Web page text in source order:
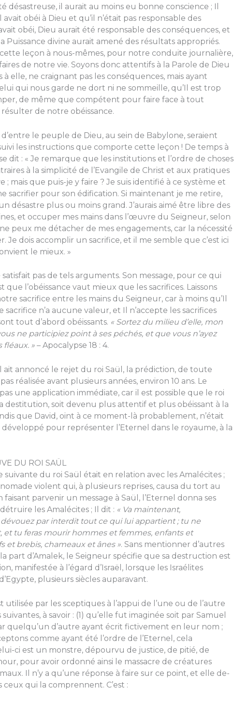
désastreuse, il aurait au moins eu bonne conscience ; Il
obéi à Dieu et qu’il n’était pas responsable des
avait obéi, Dieu aurait été responsable des consé­quences, et
Puissance divine au­rait amené des résultats appropriés.
leçon à nous-mêmes, pour notre conduite journa­lière,
de notre vie. Soyons donc attentifs à la Parole de Dieu
elle, ne craignant pas les conséquences, mais ayant
qui nous garde ne dort ni ne sommeille, qu’Il est trop
de même que compétent pour faire face à tout
de notre obéissance.
le peuple de Dieu, au sein de Babylone, seraient
suivi les ins­tructions que comporte cette leçon ! De temps à
dit : « Je remarque que les institutions et l’ordre de choses
à la simpli­cité de l’Evangile de Christ et aux pratiques
; mais que puis-je y faire ? Je suis identifié à ce système et
sacrifier pour son édification. Si maintenant je me retire,
désastre plus ou moins grand. J’aurais aimé être libre des
et occuper mes mains dans l’œuvre du Seigneur, selon
ne peux me détacher de mes engagements, car la néces­sité
Je dois accomplir un sacrifice, et il me semble que c’est ici
le mieux. »
satisfait pas de tels arguments. Son message, pour ce qui
que l’obéissance vaut mieux que les sacrifices. Laissons
sacrifice entre les mains du Sei­gneur, car à moins qu’Il
sacrifice n’a aucune valeur, et Il n’accepte les sacrifices
tout d’abord obéissants. « Sortez du mi­lieu d’elle, mon
ne participiez point à ses péchés, et que vous n’ayez
fléaux. »– Apocalypse 18 : 4.
ait annoncé le rejet du roi Saül, la prédiction, de toute
réalisée avant plusieurs années, environ 10 ans. Le
une application immédiate, car il est possi­ble que le roi
destitution, soit de­venu plus attentif et plus obéissant à la
que David, oint à ce moment-là probablement, n’était
pour représenter l’Eternel dans le royaume, à la
DU ROI SAÜL
suivante du roi Saül était en re­lation avec les Amalécites ;
violent qui, à plusieurs reprises, causa du tort au
faisant parvenir un message à Saül, l’Eternel donna ses
les Ama­lécites ; Il dit : « Va maintenant,
par interdit tout ce qui lui appartient ; tu ne
et tu feras mourir hommes et fem­mes, enfants et
et brebis, cha­meaux et ânes ». Sans mentionner d’autres
part d’Amalek, le Seigneur spécifie que sa destruction est
manifestée à l’égard d’Israël, lorsque les Israélites
plusieurs siècles auparavant.
utilisée par les sceptiques à l’appui de l’une ou de l’autre
à savoir : (1) qu’elle fut imaginée soit par Sa­muel
quelqu’un d’autre ayant écrit fictivement en leur nom ;
comme ayant été l’ordre de l’Eternel, cela
ci est un monstre, dépourvu de justice, de pitié, de
pour avoir ordonné ainsi le massacre de créatures
Il n’y a qu’une réponse à faire sur ce point, et elle de­
ceux qui la comprennent. C’est :